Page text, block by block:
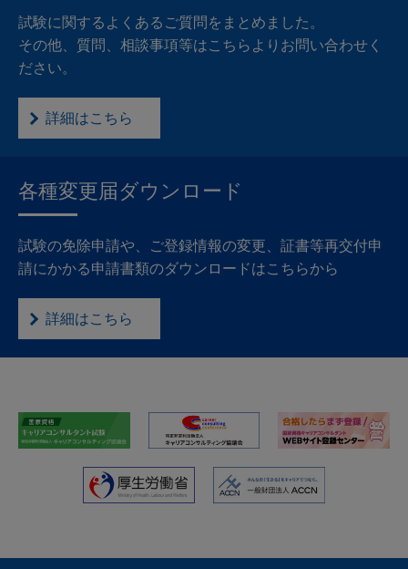
試験に関するよくあるご質問をまとめました。
その他、質問、相談事項等はこちらよりお問い合わせく
ださい。
詳細はこちら
各種変更届ダウンロード
試験の免除申請や、ご登録情報の変更、証書等再交付申
請にかかる申請書類のダウンロードはこちらから
詳細はこちら